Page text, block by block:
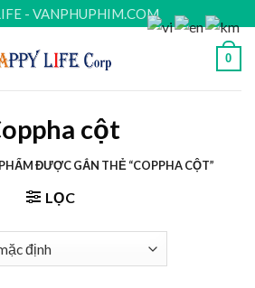
- VANPHUPHIM.COM
0
cột
ĐƯỢC GẮN THẺ “COPPHA CỘT”
LỌC